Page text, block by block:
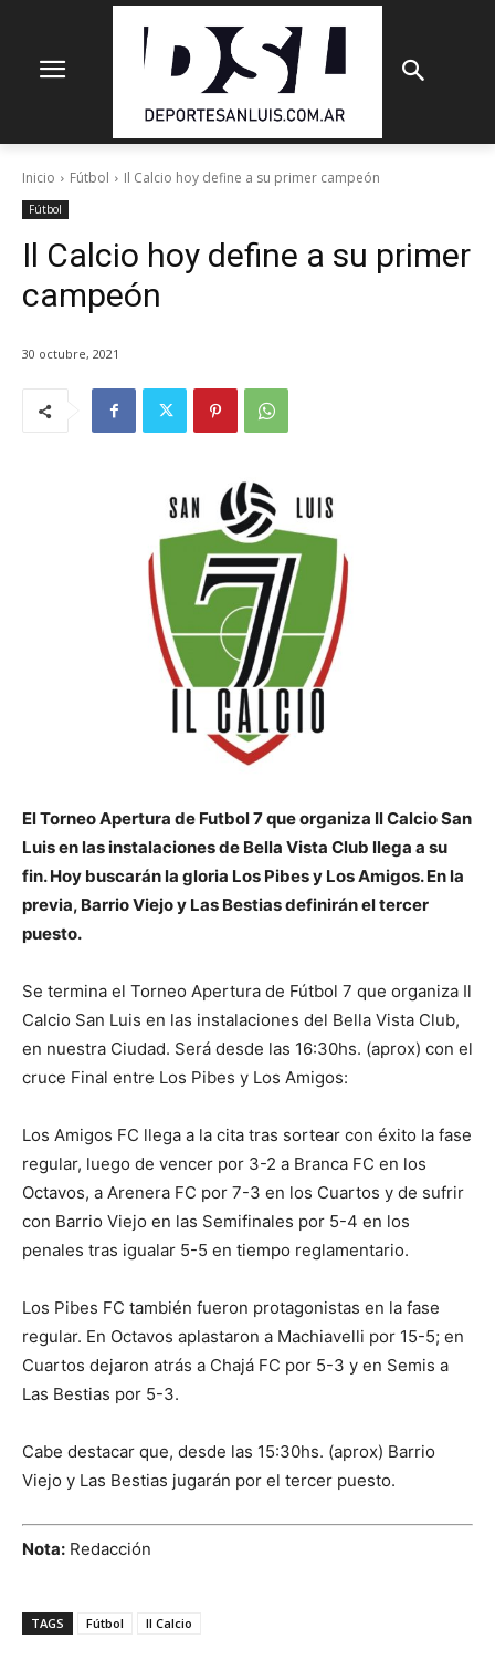
Inicio Fútbol Il Calcio hoy define a su primer campeón
Fútbol
Il Calcio hoy define a su primer
campeón
30 octubre, 2021
El Torneo Apertura de Futbol 7 que organiza Il Calcio San
Luis en las instalaciones de Bella Vista Club llega a su
fin. Hoy buscarán la gloria Los Pibes y Los Amigos. En la
previa, Barrio Viejo y Las Bestias definirán el tercer
puesto.
Se termina el Torneo Apertura de Fútbol 7 que organiza Il
Calcio San Luis en las instalaciones del Bella Vista Club,
en nuestra Ciudad. Será desde las 16:30hs. (aprox) con el
cruce Final entre Los Pibes y Los Amigos:
Los Amigos FC llega a la cita tras sortear con éxito la fase
regular, luego de vencer por 3-2 a Branca FC en los
Octavos, a Arenera FC por 7-3 en los Cuartos y de sufrir
con Barrio Viejo en las Semifinales por 5-4 en los
penales tras igualar 5-5 en tiempo reglamentario.
Los Pibes FC también fueron protagonistas en la fase
regular. En Octavos aplastaron a Machiavelli por 15-5; en
Cuartos dejaron atrás a Chajá FC por 5-3 y en Semis a
Las Bestias por 5-3.
Cabe destacar que, desde las 15:30hs. (aprox) Barrio
Viejo y Las Bestias jugarán por el tercer puesto.
Nota: Redacción
TAGS Fútbol Il Calcio